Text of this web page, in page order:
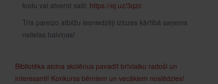
kodu vai atverot saiti: https://ej.uz/3qzc
Trīs pareizo atbilžu iesniedzēji izlozes kārtībā saņems
nelielas balviņas!
Bibliotēka aicina skolēnus pavadīt brīvlaiku radoši un
interesanti! Konkurss bērniem un vecākiem noslēdzies!